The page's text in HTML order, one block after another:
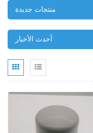
منتجات جديدة
أحدث الأخبار